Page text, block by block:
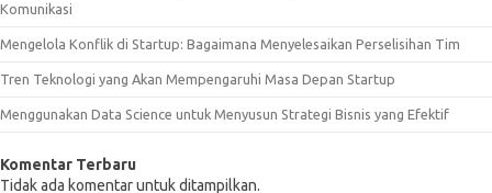
Komunikasi
Mengelola Konflik di Startup: Bagaimana Menyelesaikan Perselisihan Tim
Tren Teknologi yang Akan Mempengaruhi Masa Depan Startup
Menggunakan Data Science untuk Menyusun Strategi Bisnis yang Efektif
Komentar Terbaru
Tidak ada komentar untuk ditampilkan.